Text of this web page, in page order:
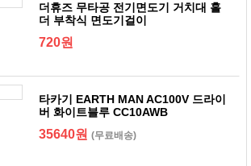
더휴즈 무타공 전기면도기 거치대 홀
더 부착식 면도기걸이
720원
타카기 EARTH MAN AC100V 드라이
버 화이트블루 CC10AWB
35640원(무료배송)